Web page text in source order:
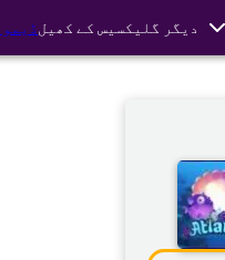
ڈیمودیگر گلیکسیس کے کھیل